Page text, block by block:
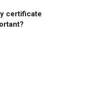
certificate